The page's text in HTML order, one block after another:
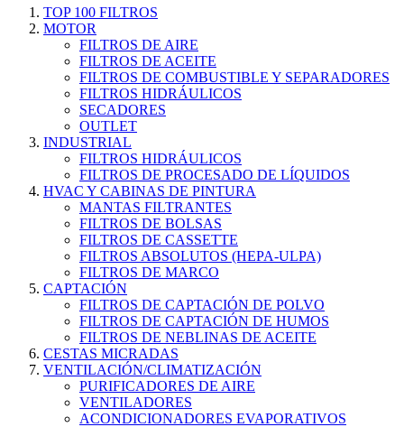
TOP 100 FILTROS
MOTOR
FILTROS DE AIRE
FILTROS DE ACEITE
FILTROS DE COMBUSTIBLE Y SEPARADORES
FILTROS HIDRÁULICOS
SECADORES
OUTLET
INDUSTRIAL
FILTROS HIDRÁULICOS
FILTROS DE PROCESADO DE LÍQUIDOS
HVAC Y CABINAS DE PINTURA
MANTAS FILTRANTES
FILTROS DE BOLSAS
FILTROS DE CASSETTE
FILTROS ABSOLUTOS (HEPA-ULPA)
FILTROS DE MARCO
CAPTACIÓN
FILTROS DE CAPTACIÓN DE POLVO
FILTROS DE CAPTACIÓN DE HUMOS
FILTROS DE NEBLINAS DE ACEITE
CESTAS MICRADAS
VENTILACIÓN/CLIMATIZACIÓN
PURIFICADORES DE AIRE
VENTILADORES
ACONDICIONADORES EVAPORATIVOS